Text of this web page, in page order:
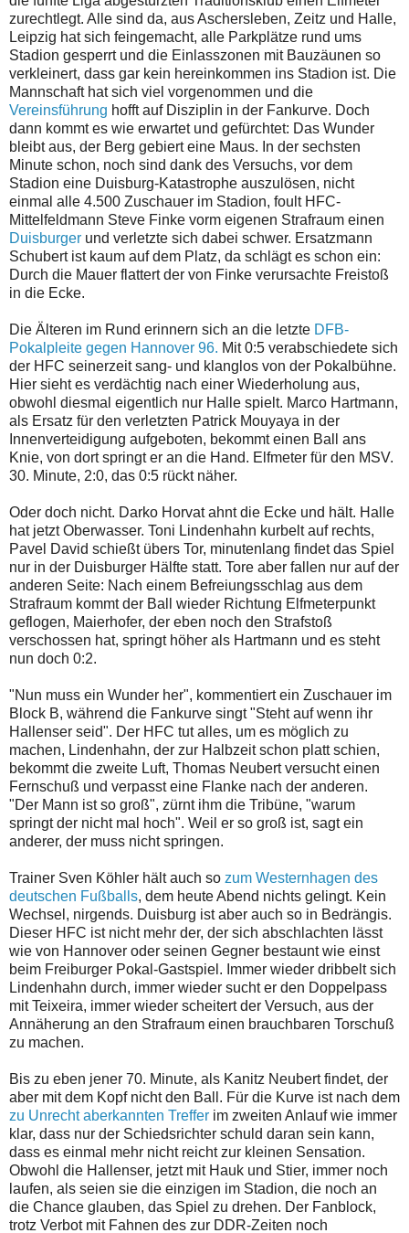
zurechtlegt. Alle sind da, aus Aschersleben, Zeitz und Halle,
Leipzig hat sich feingemacht, alle Parkplätze rund ums
Stadion gesperrt und die Einlasszonen mit Bauzäunen so
verkleinert, dass gar kein hereinkommen ins Stadion ist. Die
Mannschaft hat sich viel vorgenommen und die
Vereinsführung hofft auf Disziplin in der Fankurve. Doch
dann kommt es wie erwartet und gefürchtet: Das Wunder
bleibt aus, der Berg gebiert eine Maus. In der sechsten
Minute schon, noch sind dank des Versuchs, vor dem
Stadion eine Duisburg-Katastrophe auszulösen, nicht
einmal alle 4.500 Zuschauer im Stadion, foult HFC-
Mittelfeldmann Steve Finke vorm eigenen Strafraum einen
Duisburger und verletzte sich dabei schwer. Ersatzmann
Schubert ist kaum auf dem Platz, da schlägt es schon ein:
Durch die Mauer flattert der von Finke verursachte Freistoß
in die Ecke.
Die Älteren im Rund erinnern sich an die letzte DFB-
Pokalpleite gegen Hannover 96. Mit 0:5 verabschiedete sich
der HFC seinerzeit sang- und klanglos von der Pokalbühne.
Hier sieht es verdächtig nach einer Wiederholung aus,
obwohl diesmal eigentlich nur Halle spielt. Marco Hartmann,
als Ersatz für den verletzten Patrick Mouyaya in der
Innenverteidigung aufgeboten, bekommt einen Ball ans
Knie, von dort springt er an die Hand. Elfmeter für den MSV.
30. Minute, 2:0, das 0:5 rückt näher.
Oder doch nicht. Darko Horvat ahnt die Ecke und hält. Halle
hat jetzt Oberwasser. Toni Lindenhahn kurbelt auf rechts,
Pavel David schießt übers Tor, minutenlang findet das Spiel
nur in der Duisburger Hälfte statt. Tore aber fallen nur auf der
anderen Seite: Nach einem Befreiungsschlag aus dem
Strafraum kommt der Ball wieder Richtung Elfmeterpunkt
geflogen, Maierhofer, der eben noch den Strafstoß
verschossen hat, springt höher als Hartmann und es steht
nun doch 0:2.
"Nun muss ein Wunder her", kommentiert ein Zuschauer im
Block B, während die Fankurve singt "Steht auf wenn ihr
Hallenser seid". Der HFC tut alles, um es möglich zu
machen, Lindenhahn, der zur Halbzeit schon platt schien,
bekommt die zweite Luft, Thomas Neubert versucht einen
Fernschuß und verpasst eine Flanke nach der anderen.
"Der Mann ist so groß", zürnt ihm die Tribüne, "warum
springt der nicht mal hoch". Weil er so groß ist, sagt ein
anderer, der muss nicht springen.
Trainer Sven Köhler hält auch so zum Westernhagen des
deutschen Fußballs, dem heute Abend nichts gelingt. Kein
Wechsel, nirgends. Duisburg ist aber auch so in Bedrängis.
Dieser HFC ist nicht mehr der, der sich abschlachten lässt
wie von Hannover oder seinen Gegner bestaunt wie einst
beim Freiburger Pokal-Gastspiel. Immer wieder dribbelt sich
Lindenhahn durch, immer wieder sucht er den Doppelpass
mit Teixeira, immer wieder scheitert der Versuch, aus der
Annäherung an den Strafraum einen brauchbaren Torschuß
zu machen.
Bis zu eben jener 70. Minute, als Kanitz Neubert findet, der
aber mit dem Kopf nicht den Ball. Für die Kurve ist nach dem
zu Unrecht aberkannten Treffer im zweiten Anlauf wie immer
klar, dass nur der Schiedsrichter schuld daran sein kann,
dass es einmal mehr nicht reicht zur kleinen Sensation.
Obwohl die Hallenser, jetzt mit Hauk und Stier, immer noch
laufen, als seien sie die einzigen im Stadion, die noch an
die Chance glauben, das Spiel zu drehen. Der Fanblock,
trotz Verbot mit Fahnen des zur DDR-Zeiten noch